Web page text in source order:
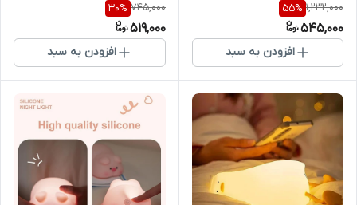
1,232,000
55%
545,000
افزودن به سبد
745,000
30%
519,000
افزودن به سبد